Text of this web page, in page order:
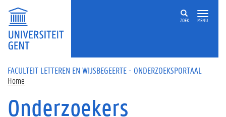
Overslaan en naar de inhoud gaan
ZOEK MENU
FACULTEIT LETTEREN EN WIJSBEGEERTE - ONDERZOEKSPORTAAL
Home
Onderzoekers